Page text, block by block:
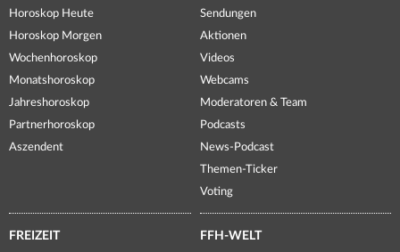
Horoskop Heute
Horoskop Morgen
Wochenhoroskop
Monatshoroskop
Jahreshoroskop
Partnerhoroskop
Aszendent
Sendungen
Aktionen
Videos
Webcams
Moderatoren & Team
Podcasts
News-Podcast
Themen-Ticker
Voting
FREIZEIT FFH-WELT